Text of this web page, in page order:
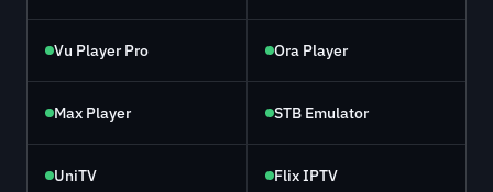
Vu Player Pro Ora Player
Max Player STB Emulator
UniTV Flix IPTV